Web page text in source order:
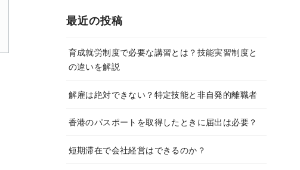
最近の投稿
育成就労制度で必要な講習とは？技能実習制度と
の違いを解説
解雇は絶対できない？特定技能と非自発的離職者
香港のパスポートを取得したときに届出は必要？
短期滞在で会社経営はできるのか？